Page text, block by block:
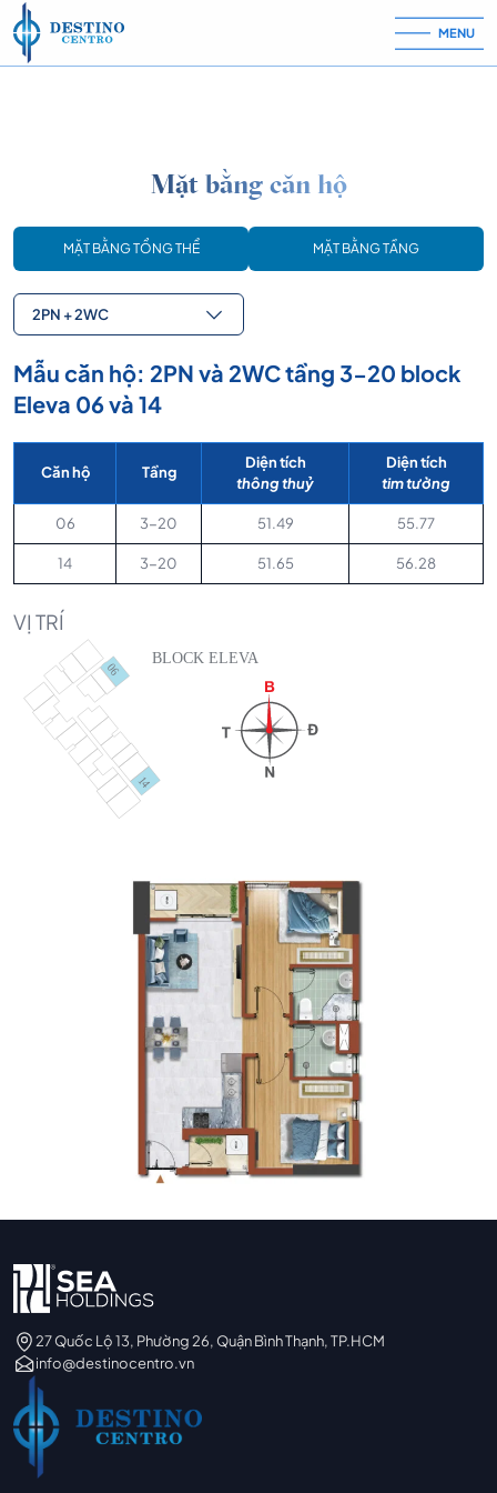
Skip to content
MENU
Mặt bằng căn hộ
MẶT BẰNG TỔNG THỂ MẶT BẰNG TẦNG
2PN + 2WC
Mẫu căn hộ: 2PN và 2WC tầng 3-20 block
Eleva 06 và 14
Căn hộ Tầng
Diện tích
thông thuỷ
Diện tích
tim tường
06 3-20 51.49 55.77
14 3-20 51.65 56.28
VỊ TRÍ
27 Quốc Lộ 13, Phường 26, Quận Bình Thạnh, TP.HCM
info@destinocentro.vn